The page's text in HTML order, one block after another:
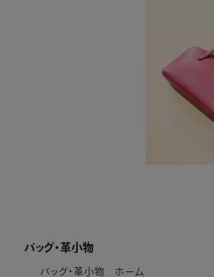
バッグ・革小物
バッグ・革小物 ホーム